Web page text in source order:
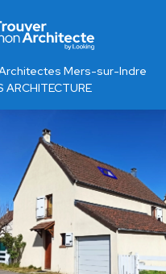
Mers-sur-Indre
ARCHITECTURE